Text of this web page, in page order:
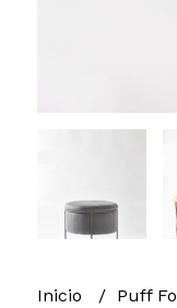
Inicio Puff